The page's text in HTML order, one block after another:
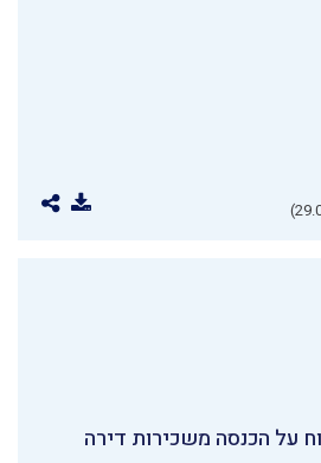
על הכנסה משכירות דירה